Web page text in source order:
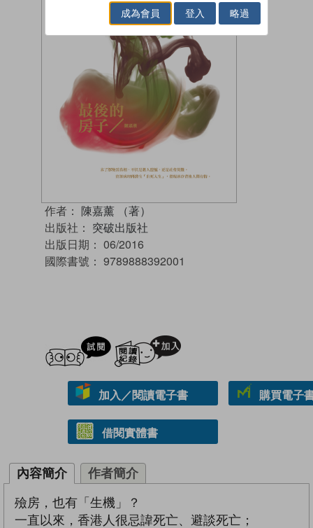
作者： 陳嘉薰 （著）
出版社： 突破出版社
出版日期： 06/2016
國際書號： 9789888392001
試閲
加入／閱讀電子書 購買電子
借閱實體書
內容簡介 作者簡介
殮房，也有「生機」？
一直以來，香港人很忌諱死亡、避談死亡；
成為會員 登入 略過